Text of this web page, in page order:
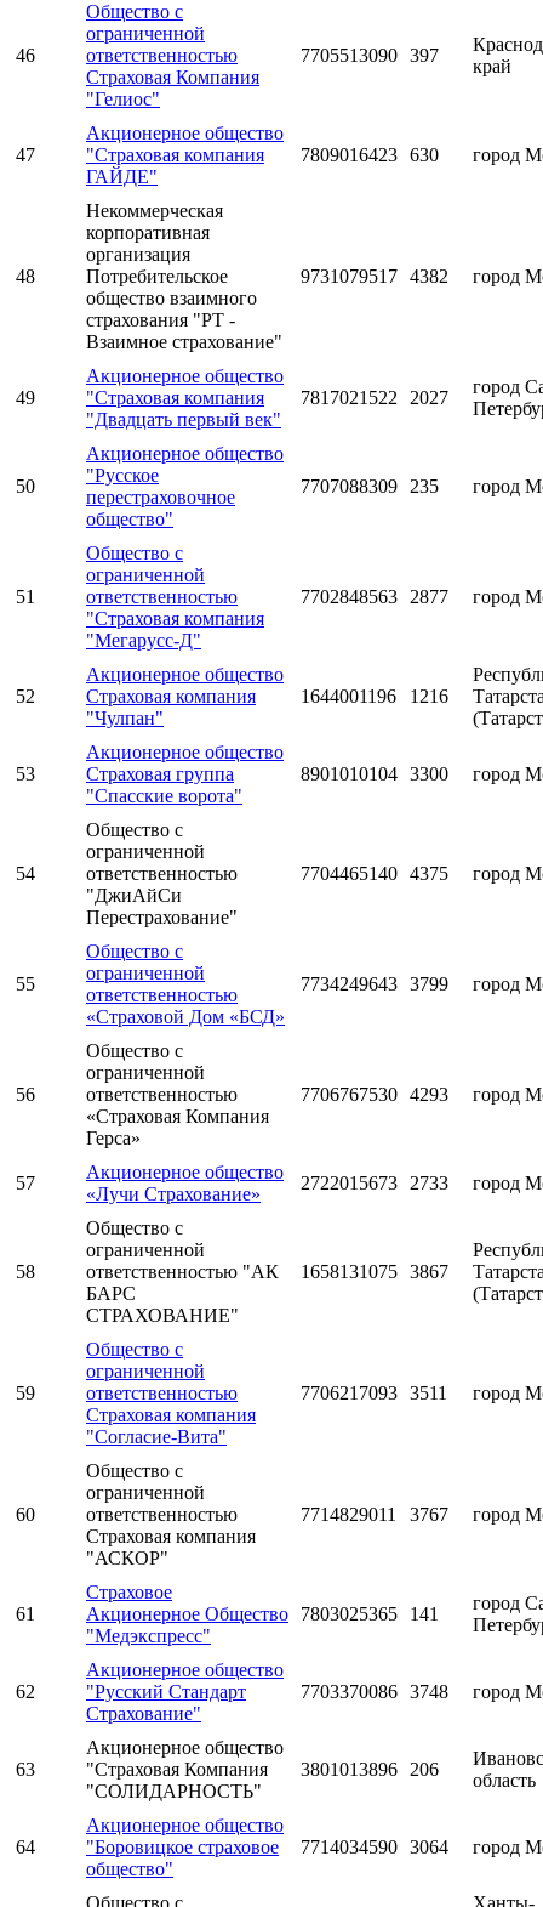
46
Общество с
ограниченной
ответственностью
Страховая Компания
"Гелиос"
7705513090 397
край
47
Акционерное общество
"Страховая компания
ГАЙДЕ"
7809016423 630 город
48
Некоммерческая
корпоративная
организация
Потребительское
общество взаимного
страхования "РТ -
Взаимное страхование"
9731079517 4382 город
49
Акционерное общество
"Страховая компания
"Двадцать первый век"
7817021522 2027
город
50
Акционерное общество
"Русское
перестраховочное
общество"
7707088309 235 город
51
Общество с
ограниченной
ответственностью
"Страховая компания
"Мегарусс-Д"
7702848563 2877 город
52
Акционерное общество
Страховая компания
"Чулпан"
1644001196 1216
53
Акционерное общество
Страховая группа
"Спасские ворота"
8901010104 3300 город
54
Общество с
ограниченной
ответственностью
"ДжиАйСи
Перестрахование"
7704465140 4375 город
55
Общество с
ограниченной
ответственностью
«Страховой Дом «БСД»
7734249643 3799 город
56
Общество с
ограниченной
ответственностью
«Страховая Компания
Герса»
7706767530 4293 город
57
Акционерное общество
«Лучи Страхование»
2722015673 2733 город
58
Общество с
ограниченной
ответственностью "АК
БАРС
СТРАХОВАНИЕ"
1658131075 3867
59
Общество с
ограниченной
ответственностью
Страховая компания
"Согласие-Вита"
7706217093 3511 город
60
Общество с
ограниченной
ответственностью
Страховая компания
"АСКОР"
7714829011 3767 город
61
Страховое
Акционерное Общество
"Медэкспресс"
7803025365 141
город
62
Акционерное общество
"Русский Стандарт
Страхование"
7703370086 3748 город
63
Акционерное общество
"Страховая Компания
"СОЛИДАРНОСТЬ"
3801013896 206
область
64
Акционерное общество
"Боровицкое страховое
общество"
7714034590 3064 город